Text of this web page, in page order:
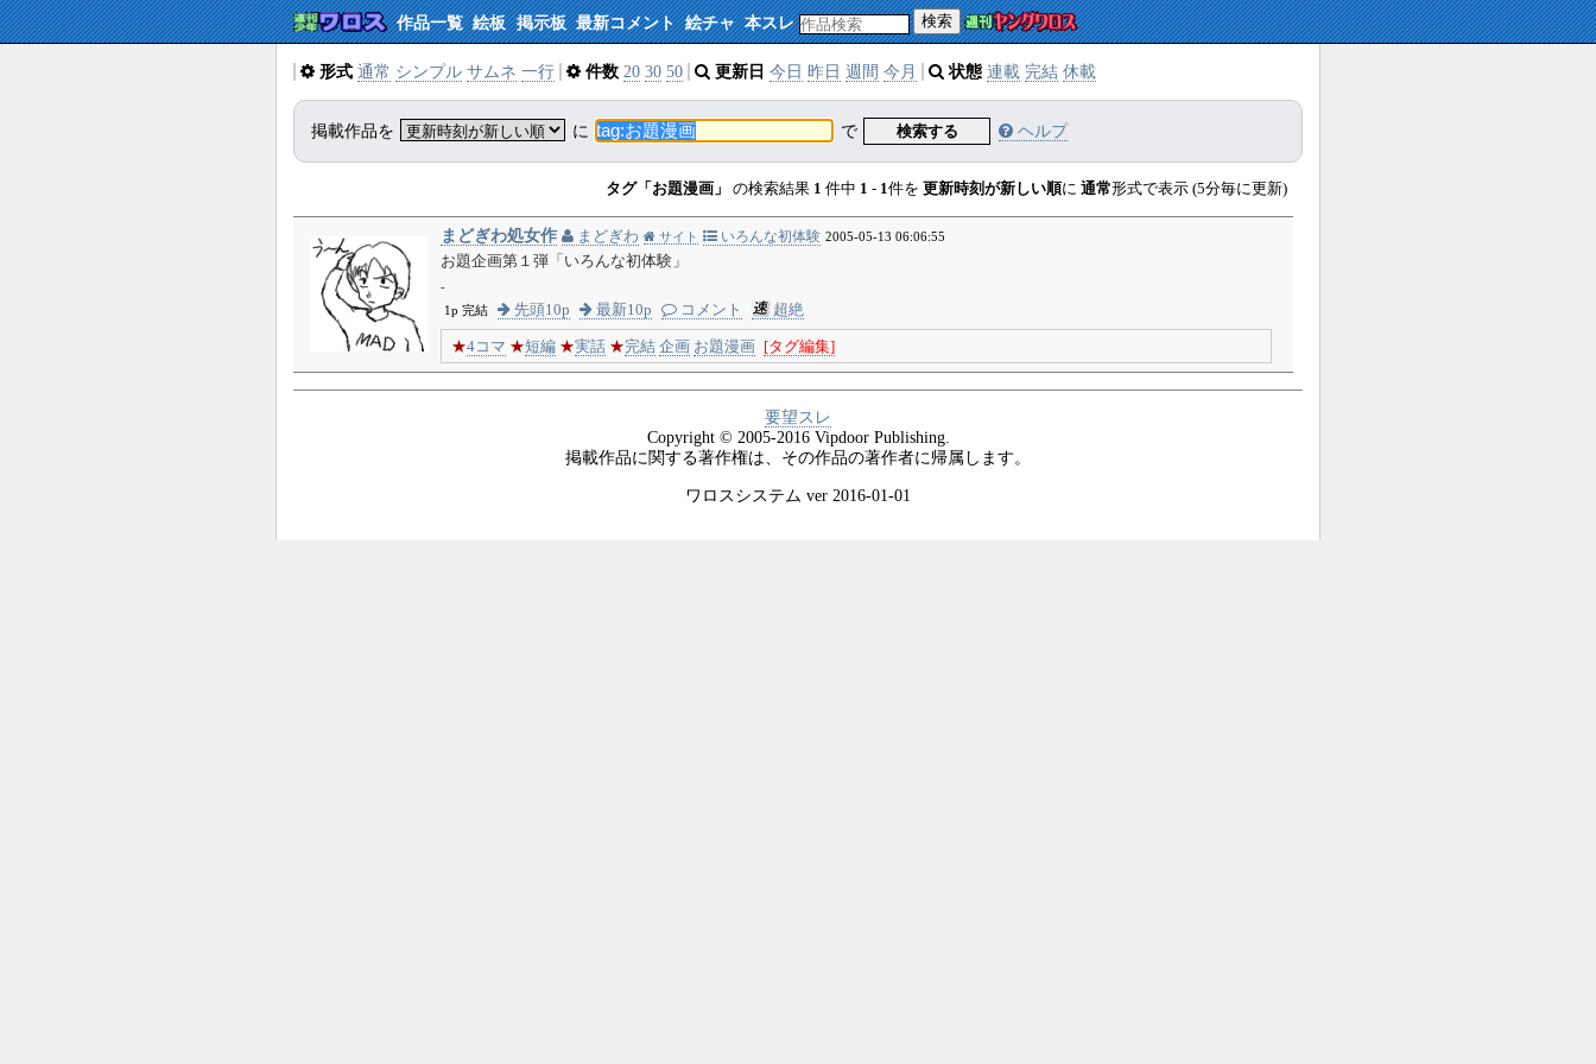
作品一覧 絵板 掲示板 最新コメント 絵チャ 本スレ 検索
形式 通常 シンプル サムネ 一行 件数 20 30 50 更新日 今日 昨日 週間 今月 状態 連載 完結 休載
掲載作品を に で 検索する ヘルプ
タグ「お題漫画」 の検索結果 1 件中 1 - 1件を 更新時刻が新しい順に通常形式で表示 (5分毎に更新)
まどぎわ処女作 まどぎわ サイト いろんな初体験 2005-05-13 06:06:55
お題企画第１弾「いろんな初体験」
-
1p 完結
先頭10p 最新10p コメント 超絶
★4コマ ★短編 ★実話 ★完結 企画 お題漫画 [タグ編集]
要望スレ
Copyright © 2005-2016 Vipdoor Publishing.
掲載作品に関する著作権は、その作品の著作者に帰属します。
ワロスシステム ver 2016-01-01